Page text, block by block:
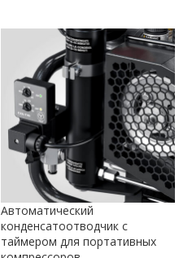
Автоматический
конденсатоотводчик с
таймером для портативных